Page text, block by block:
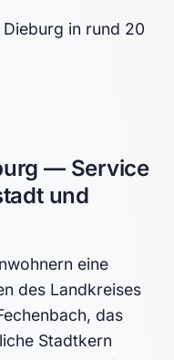
in rund 20
— Service
und
eine
des Landkreises
das
Stadtkern